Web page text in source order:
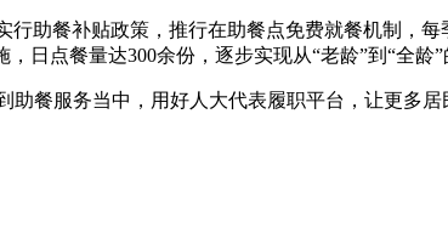
餐补贴政策，推行在助餐点免费就餐机制，每
日点餐量达300余份，逐步实现从“老龄”到“全龄”
服务当中，用好人大代表履职平台，让更多居